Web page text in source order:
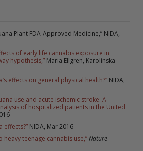
Plant FDA-Approved Medicine,” NIDA,
of early life cannabis exposure in
hypothesis,” Maria Ellgren, Karolinska
effects on general physical health?”NIDA,
use and acute ischemic stroke: A
of hospitalized patients in the United
effects?”NIDA, Mar 2016
heavy teenage cannabis use,”Nature